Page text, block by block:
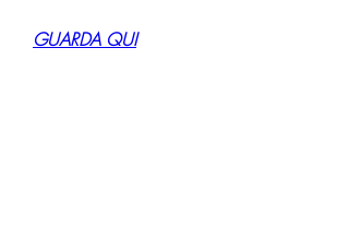
GUARDA QUI